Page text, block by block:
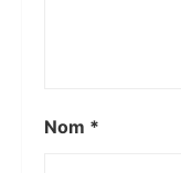
Nom *